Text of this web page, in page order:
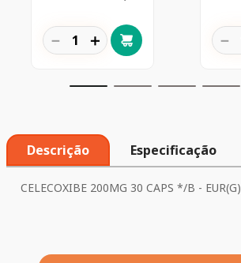
＋
－ －
Descrição Especificação
CELECOXIBE 200MG 30 CAPS */B - EUR(G)